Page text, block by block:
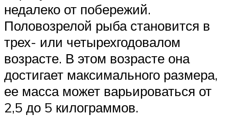
недалеко от побережий.
Половозрелой рыба становится в
трех- или четырехгодовалом
возрасте. В этом возрасте она
достигает максимального размера,
ее масса может варьироваться от
2,5 до 5 килограммов.